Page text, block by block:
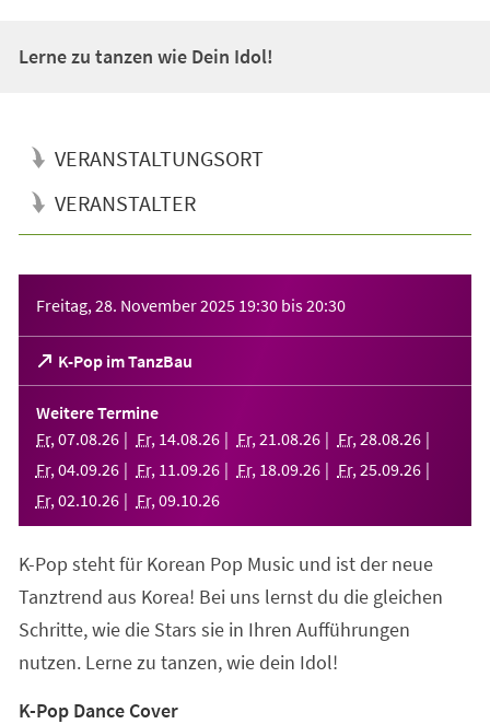
Lerne zu tanzen wie Dein Idol!
VERANSTALTUNGSORT
VERANSTALTER
Freitag, 28. November 2025 19:30 bis20:30
K-Pop im TanzBau
(Öffnet
in
einem
neuen
Tab)
Weitere Termine
Fr, 07.08.26 Fr, 14.08.26 Fr, 21 .08.26 Fr, 28.08.26
Fr, 04.09.26 Fr, 11 .09.26 Fr, 18.09.26 Fr, 25.09.26
Fr, 02.10.26 Fr, 09.10.26
K-Pop steht für Korean Pop Music und ist der neue
Tanztrend aus Korea! Bei uns lernst du die gleichen
Schritte, wie die Stars sie in Ihren Aufführungen
nutzen. Lerne zu tanzen, wie dein Idol!
K-Pop Dance Cover